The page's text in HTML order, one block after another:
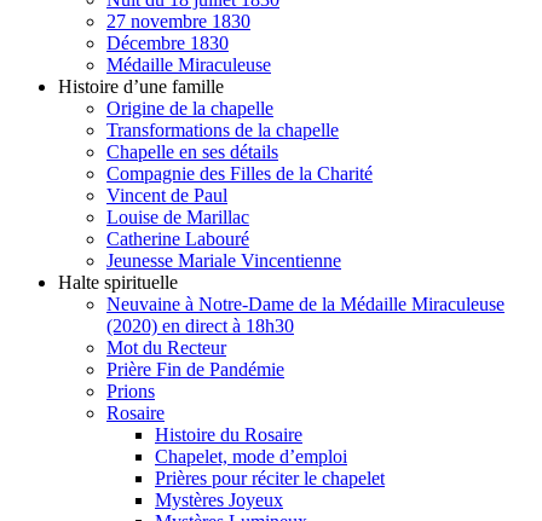
27 novembre 1830
Décembre 1830
Médaille Miraculeuse
Histoire d’une famille
Origine de la chapelle
Transformations de la chapelle
Chapelle en ses détails
Compagnie des Filles de la Charité
Vincent de Paul
Louise de Marillac
Catherine Labouré
Jeunesse Mariale Vincentienne
Halte spirituelle
Neuvaine à Notre-Dame de la Médaille Miraculeuse
(2020) en direct à 18h30
Mot du Recteur
Prière Fin de Pandémie
Prions
Rosaire
Histoire du Rosaire
Chapelet, mode d’emploi
Prières pour réciter le chapelet
Mystères Joyeux